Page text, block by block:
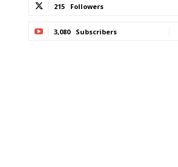
215 Followers
3,080 Subscribers